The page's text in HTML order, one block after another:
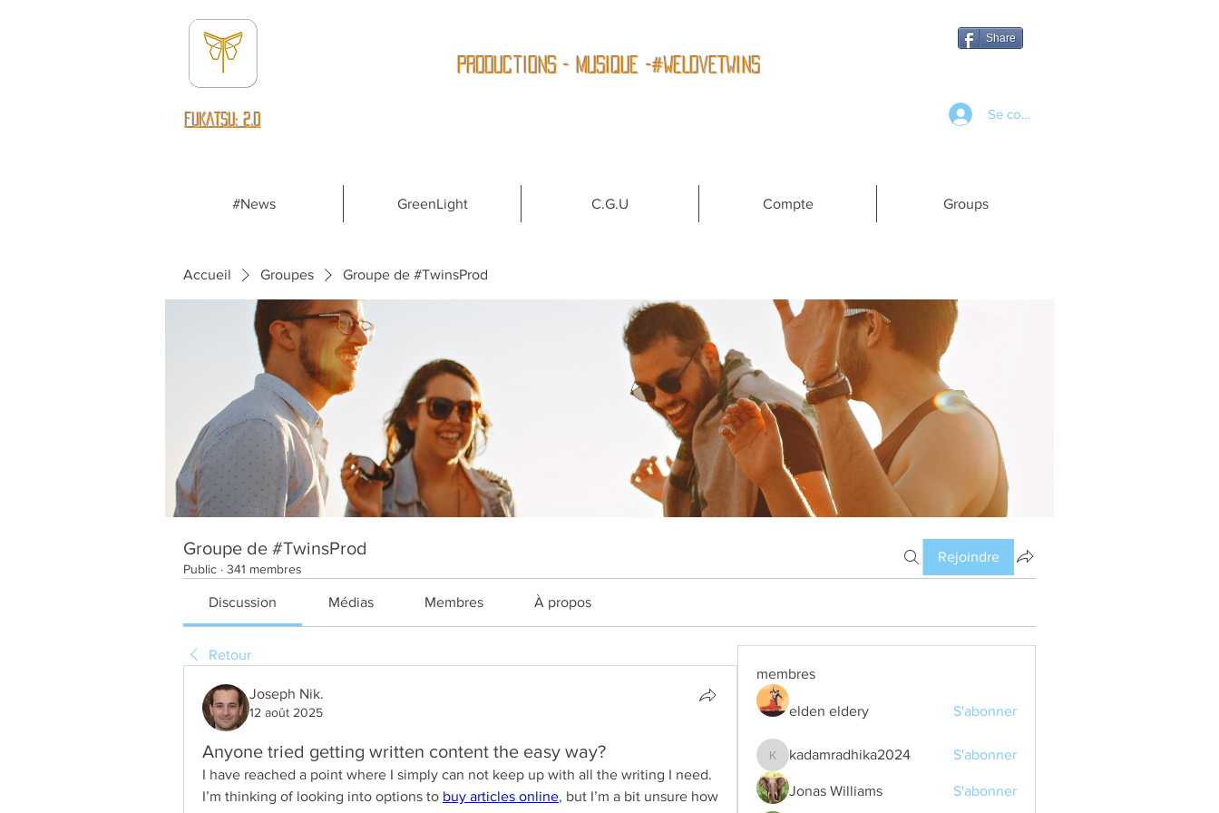
fUKATSU: 2.0
Share
Productions - Musique -#WeLoveTwins
Se connecter
#News GreenLight C.G.U Compte Groups
Accueil Groupes Groupe de #TwinsProd
Groupe de #TwinsProd
Public · 341 membres
Rejoindre
Discussion Médias Membres À propos
Retour
Joseph Nik.
12 août 2025
Anyone tried getting written content the easy way?
I have reached a point where I simply can not keep up with all the writing I need.
I’m thinking of looking into options to buy articles online, but I’m a bit unsure how
membres
elden eldery S'abonner
kadamradhika2024
kadamradhika2024 S'abonner
Jonas Williams S'abonner